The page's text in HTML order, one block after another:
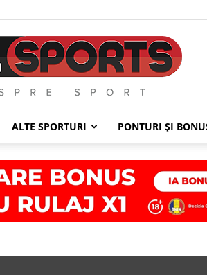
ALTE SPORTURI PONTURI ȘI